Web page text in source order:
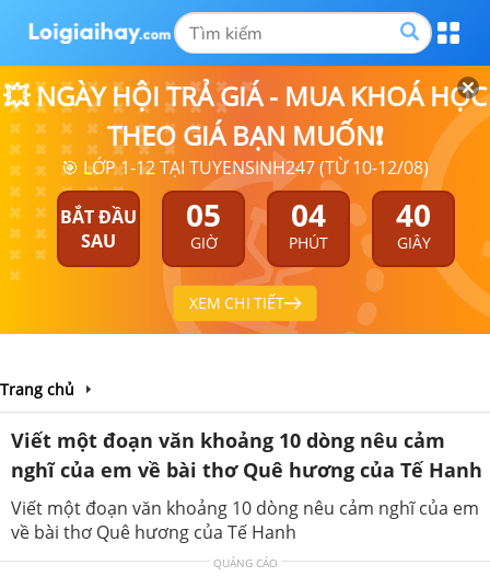
💥 NGÀY HỘI TRẢ GIÁ - MUA KHOÁ HỌC
THEO GIÁ BẠN MUỐN❗
🎯 LỚP 1-12 TẠI TUYENSINH247 (TỪ 10-12/08)
BẮT ĐẦU
SAU
05
GIỜ
04
PHÚT
40
GIÂY
XEM CHI TIẾT
Trang chủ
Viết một đoạn văn khoảng 10 dòng nêu cảm
nghĩ của em về bài thơ Quê hương của Tế Hanh
Viết một đoạn văn khoảng 10 dòng nêu cảm nghĩ của em
về bài thơ Quê hương của Tế Hanh
QUẢNG CÁO